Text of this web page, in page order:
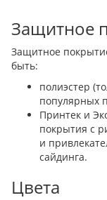
Защитное
Защитное
быть:
полиэстер
популярных
Принтек и
покрытия с
и
сайдинга.
Цвета